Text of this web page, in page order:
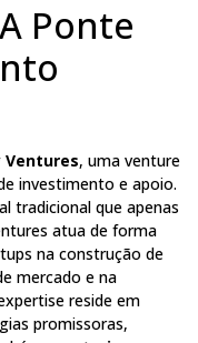
Ponte
Ventures, uma venture
investimento e apoio.
tradicional que apenas
atua de forma
na construção de
mercado e na
reside em
promissoras,